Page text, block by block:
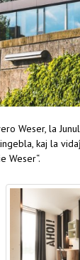
Weser, la
kaj la
Weser“.